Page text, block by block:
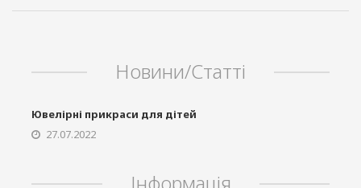
Новини/Статті
Ювелірні прикраси для дітей
27.07.2022